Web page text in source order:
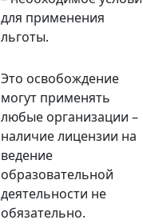
для применения
льготы.
Это освобождение
могут применять
любые организации –
наличие лицензии на
ведение
образовательной
деятельности не
обязательно.